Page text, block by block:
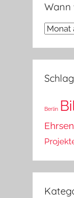
Wann
Wann
Berlin
Ehrsen